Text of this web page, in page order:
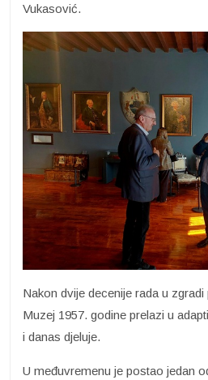
Vukasović.
Nakon dvije decenije rada u
Muzej 1957. godine prelazi u
i danas djeluje.
U međuvremenu je postao jedan